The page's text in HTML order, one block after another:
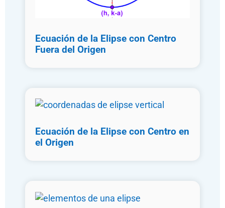
Ecuación de la Elipse con Centro
Fuera del Origen
Ecuación de la Elipse con Centro en
el Origen